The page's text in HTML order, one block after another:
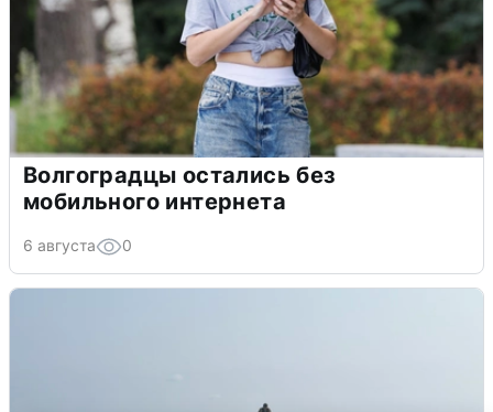
Волгоградцы остались без
мобильного интернета
6 августа 0